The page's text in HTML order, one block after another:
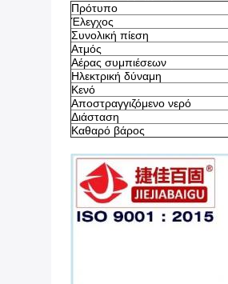
Πρότυπο
Έλεγχος
Συνολική πίεση
Ατμός
Αέρας συμπιέσεων
Ηλεκτρική δύναμη
Κενό
Αποστραγγιζόμενο νερό
Διάσταση
Καθαρό βάρος